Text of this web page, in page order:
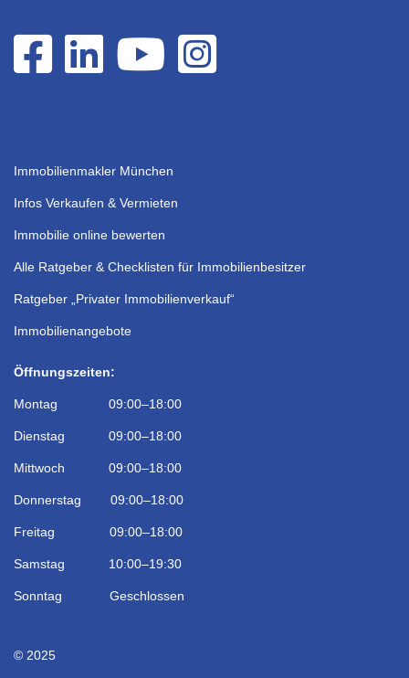
Immobilienmakler München
Infos Verkaufen & Vermieten
Immobilie online bewerten
Alle Ratgeber & Checklisten für Immobilienbesitzer
Ratgeber „Privater Immobilienverkauf“
Immobilienangebote
Öffnungszeiten:
Montag 09:00–18:00
Dienstag 09:00–18:00
Mittwoch 09:00–18:00
Donnerstag 09:00–18:00
Freitag 09:00–18:00
Samstag 10:00–19:30
Sonntag Geschlossen
© 2025